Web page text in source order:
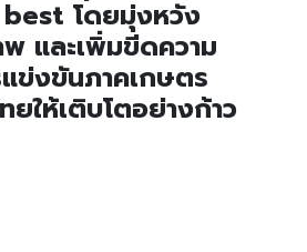
โดยมุ่งหวัง
และเพิ่มขีดความ
แข่งขันภาคเกษตร
ยให้เติบโตอย่างก้าว